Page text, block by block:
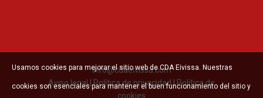
info@cdaeivissa.com
Aviso legal|Política de privacidad|Política de
cookies
Usamos cookies para mejorar el sitio web de CDA Eivissa. Nuestras
cookies son esenciales para mantener el buen funcionamiento del sitio y